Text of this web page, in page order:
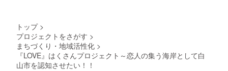
トップ >
プロジェクトをさがす >
まちづくり・地域活性化 >
『LOVE』はくさんプロジェクト～恋人の集う海岸として白
山市を認知させたい！！